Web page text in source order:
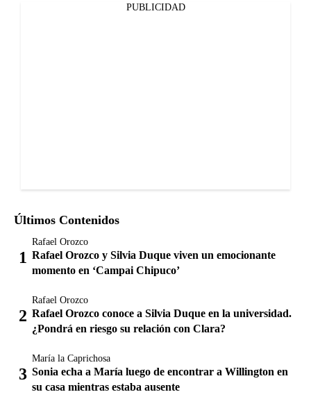
PUBLICIDAD
Últimos Contenidos
Rafael Orozco
Rafael Orozco y Silvia Duque viven un emocionante
momento en ‘Campai Chipuco’
Rafael Orozco
Rafael Orozco conoce a Silvia Duque en la universidad.
¿Pondrá en riesgo su relación con Clara?
María la Caprichosa
Sonia echa a María luego de encontrar a Willington en
su casa mientras estaba ausente